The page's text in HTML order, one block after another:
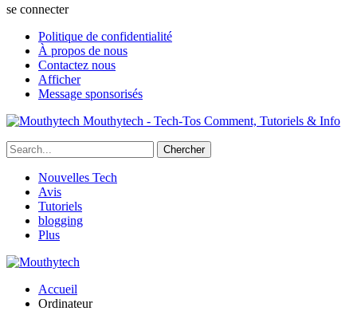
se connecter
Politique de confidentialité
À propos de nous
Contactez nous
Afficher
Message sponsorisés
Mouthytech - Tech-Tos Comment, Tutoriels & Info
Nouvelles Tech
Avis
Tutoriels
blogging
Plus
Accueil
Ordinateur